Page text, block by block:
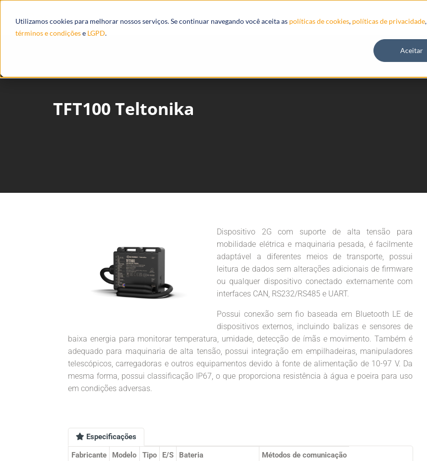
Utilizamos cookies para melhorar nossos serviços. Se continuar navegando você aceita as políticas de cookies, políticas de privacidade,
términos e condiçõese LGPD.
Aceitar
Produtos Ecossistema Integrações Recursos
TFT100 Teltonika
Dispositivo 2G com suporte de alta tensão para
mobilidade elétrica e maquinaria pesada, é facilmente
adaptável a diferentes meios de transporte, possui
leitura de dados sem alterações adicionais de firmware
ou qualquer dispositivo conectado externamente com
interfaces CAN, RS232/RS485 e UART.
Possui conexão sem fio baseada em Bluetooth LE de
dispositivos externos, incluindo balizas e sensores de
baixa energia para monitorar temperatura, umidade, detecção de ímãs e movimento. Também é
adequado para maquinaria de alta tensão, possui integração em empilhadeiras, manipuladores
telescópicos, carregadoras e outros equipamentos devido à fonte de alimentação de 10-97 V. Da
mesma forma, possui classificação IP67, o que proporciona resistência à água e poeira para uso
em condições adversas.
Especificações
Fabricante Modelo Tipo E/S Bateria
Métodos de comunicação